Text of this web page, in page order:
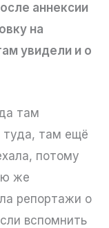
аннексии
на
увидели и о
там
туда, там ещё
потому
же
репортажи о
вспомнить